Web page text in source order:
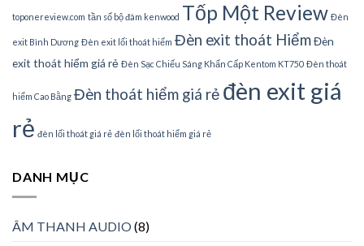
toponereview.com tần số bộ đàm kenwood Tốp Một Review Đèn
exit Bình Dương Đèn exit lối thoát hiểm Đèn exit thoát HiểmĐèn
exit thoát hiểm giá rẻ Đèn Sạc Chiếu Sáng Khẩn Cấp Kentom KT750 Đèn thoát
hiểm Cao Bằng Đèn thoát hiểm giá rẻ đèn exit giá
rẻ đèn lối thoát giá rẻ đèn lối thoát hiểm giá rẻ
DANH MỤC
ÂM THANH AUDIO(8)